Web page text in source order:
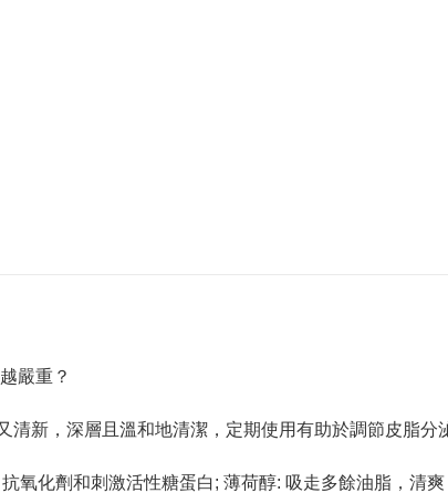
嚴重？
新，深層且溫和地清潔，定期使用有助於調節皮脂分
氧化劑和刺激活性糖蛋白; 薄荷醇: 吸走多餘油脂，清爽